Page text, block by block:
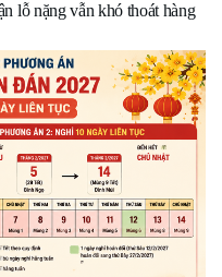
lỗ nặng vẫn khó thoát hàng